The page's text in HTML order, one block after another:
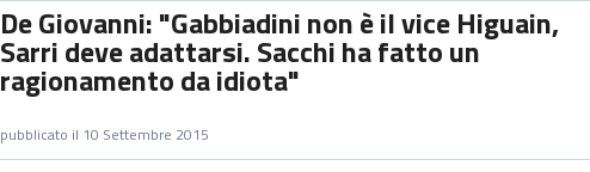
De Giovanni: "Gabbiadini non è il vice Higuain,
Sarri deve adattarsi. Sacchi ha fatto un
ragionamento da idiota"
pubblicato il 10 Settembre 2015